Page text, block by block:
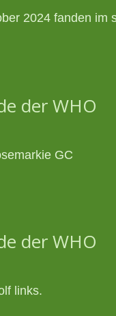
2024 fanden im
der WHO
GC
der WHO
links.